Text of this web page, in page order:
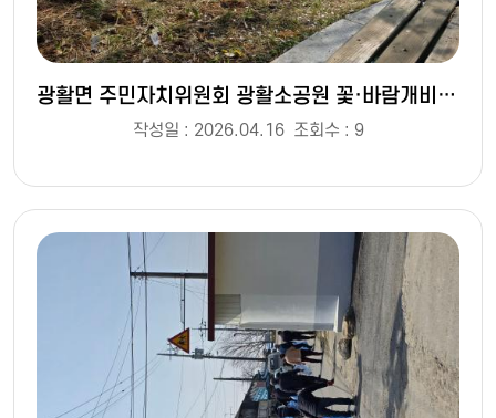
광활면 주민자치위원회 광활소공원 꽃·바람개비 길 조성
작성일 : 2026.04.16 조회수 : 9